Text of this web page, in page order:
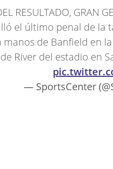
RESULTADO, GRAN
el último penal de la
de Banfield en la
de River del estadio en
— SportsCenter